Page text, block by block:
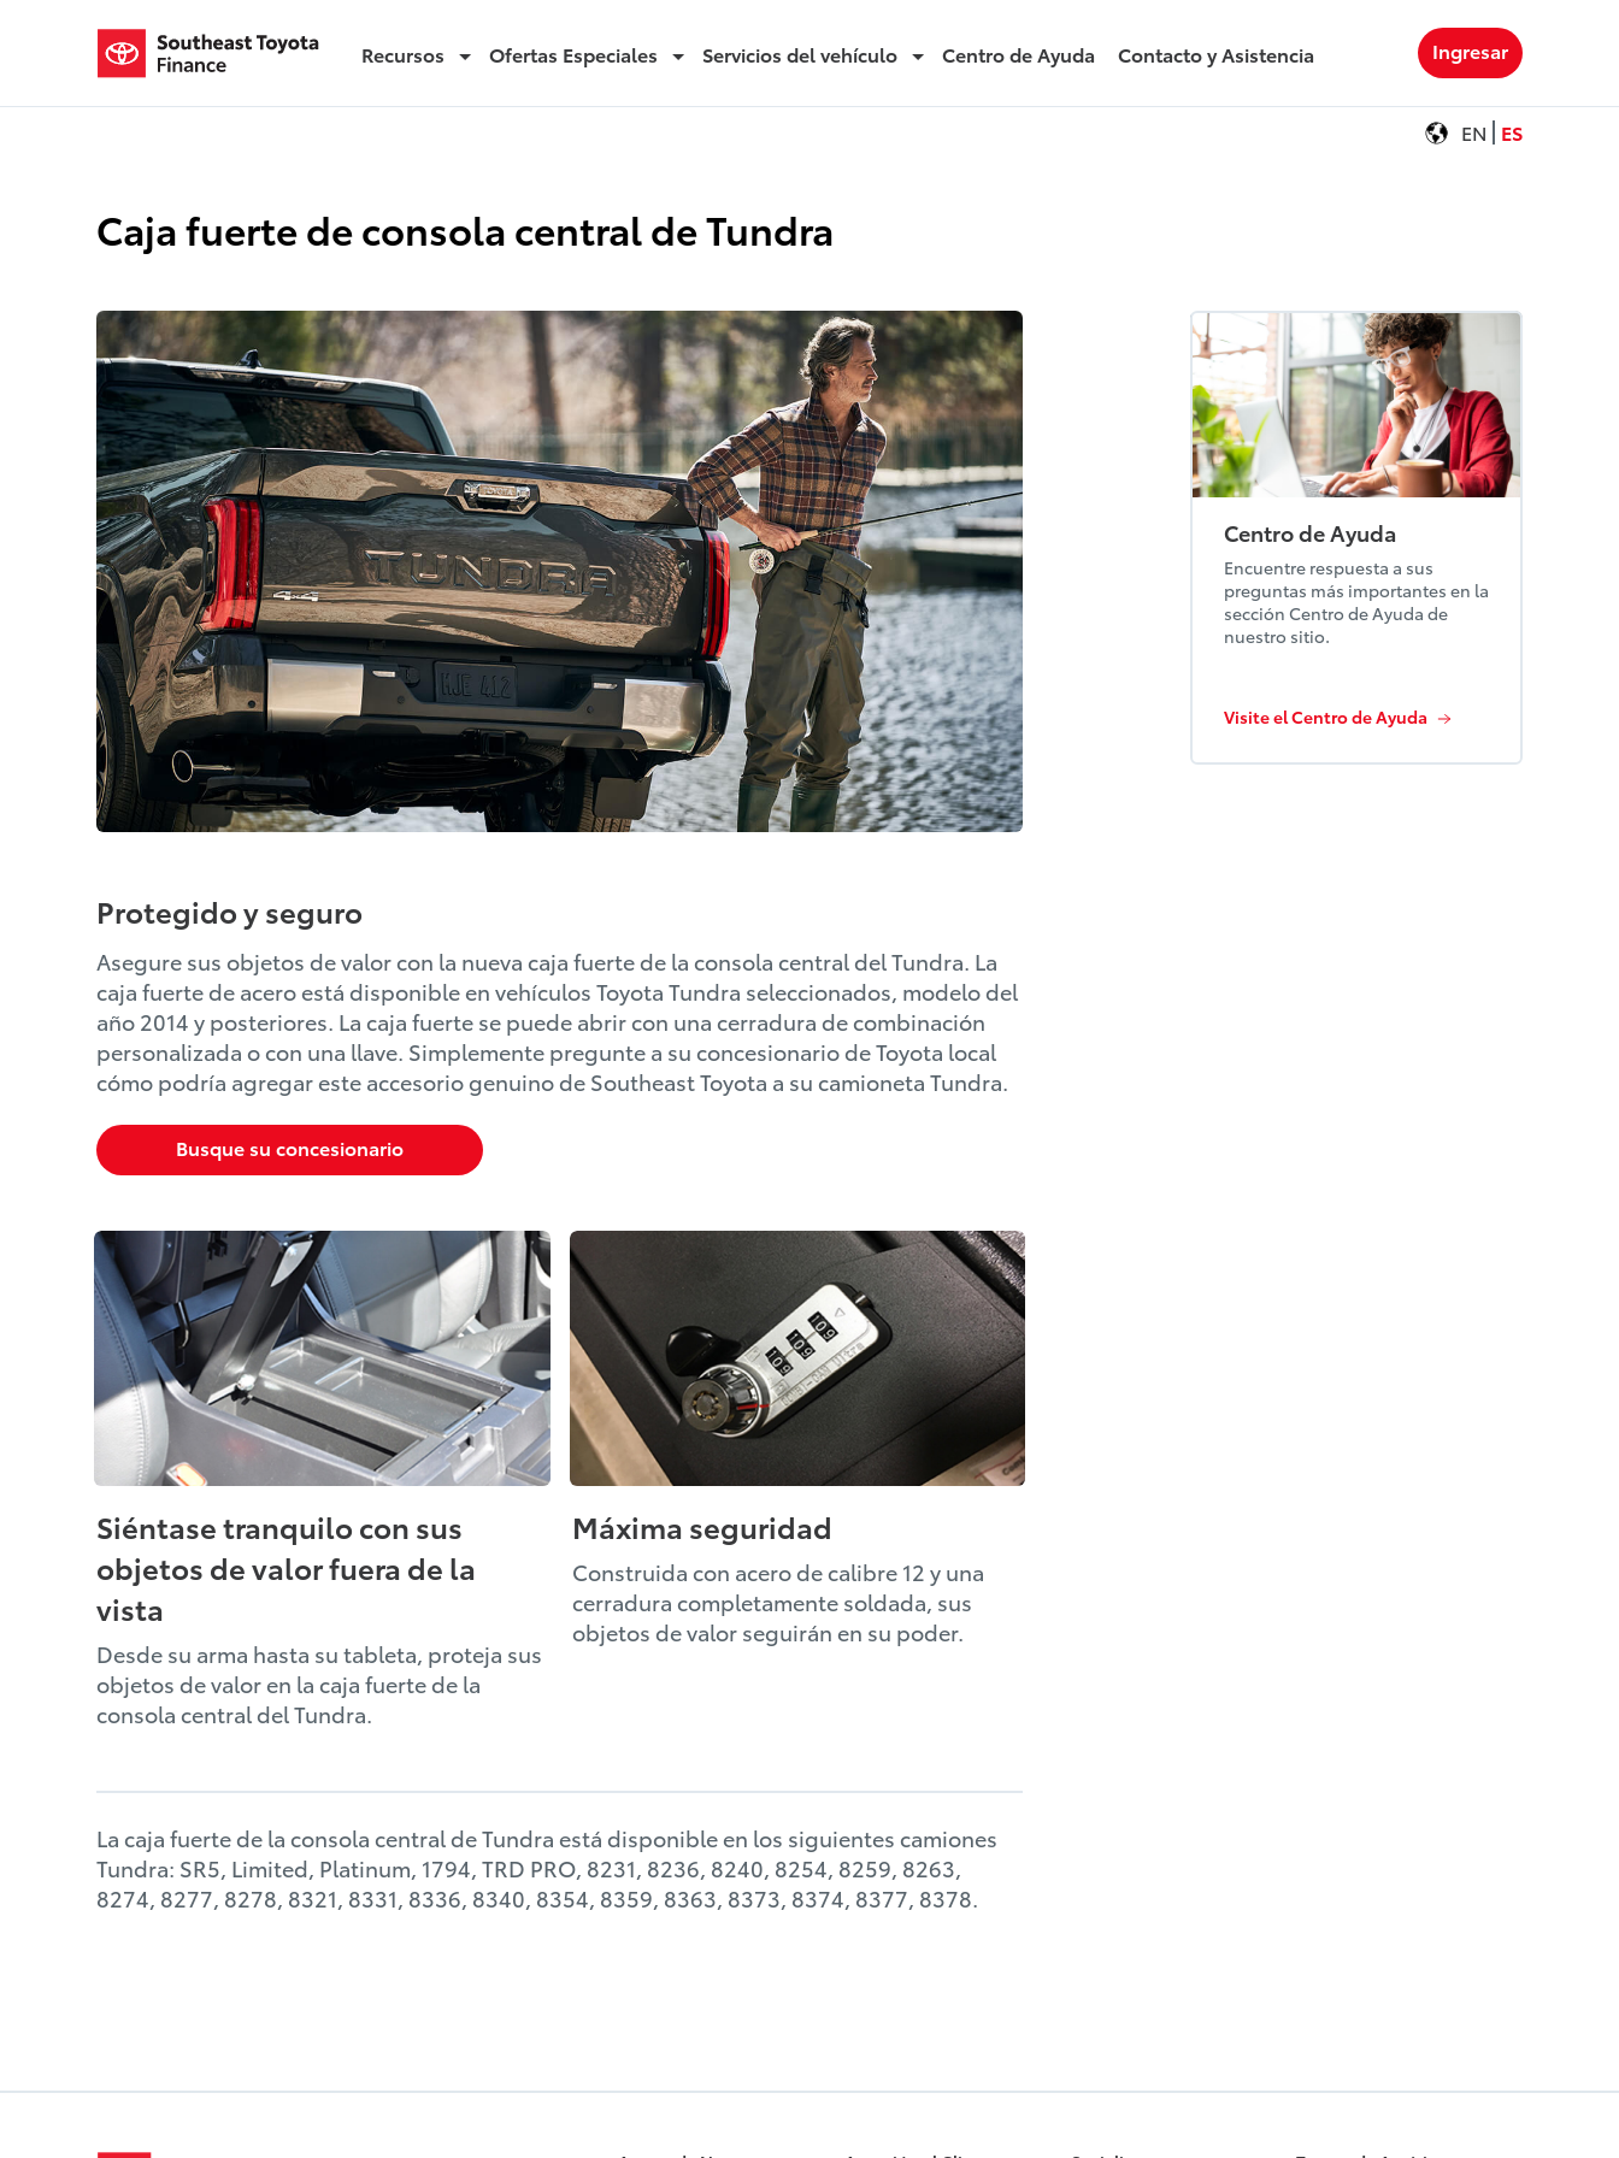
Caja fuerte de consola central de Tundra
Recursos Ofertas Especiales Servicios del vehículo Centro de Ayuda Contacto y Asistencia Ingresar
EN ES
Caja fuerte de consola central de Tundra
Protegido y seguro
Asegure sus objetos de valor con la nueva caja fuerte de la consola central del Tundra. La
caja fuerte de acero está disponible en vehículos Toyota Tundra seleccionados, modelo del
año 2014 y posteriores. La caja fuerte se puede abrir con una cerradura de combinación
personalizada o con una llave. Simplemente pregunte a su concesionario de Toyota local
cómo podría agregar este accesorio genuino de Southeast Toyota a su camioneta Tundra.
Busque su concesionario
Siéntase tranquilo con sus
objetos de valor fuera de la
vista
Desde su arma hasta su tableta, proteja sus
objetos de valor en la caja fuerte de la
consola central del Tundra.
Máxima seguridad
Construida con acero de calibre 12 y una
cerradura completamente soldada, sus
objetos de valor seguirán en su poder.
La caja fuerte de la consola central de Tundra está disponible en los siguientes camiones
Tundra: SR5, Limited, Platinum, 1794, TRD PRO, 8231, 8236, 8240, 8254, 8259, 8263,
8274, 8277, 8278, 8321, 8331, 8336, 8340, 8354, 8359, 8363, 8373, 8374, 8377, 8378.
Centro de Ayuda
Encuentre respuesta a sus
preguntas más importantes en la
sección Centro de Ayuda de
nuestro sitio.
Visite el Centro de Ayuda